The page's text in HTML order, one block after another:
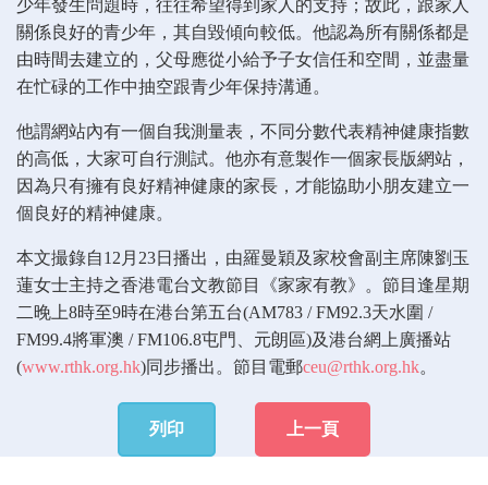
少年發生問題時，往往希望得到家人的支持；故此，跟家人
關係良好的青少年，其自毀傾向較低。他認為所有關係都是
由時間去建立的，父母應從小給予子女信任和空間，並盡量
在忙碌的工作中抽空跟青少年保持溝通。
他謂網站內有一個自我測量表，不同分數代表精神健康指數
的高低，大家可自行測試。他亦有意製作一個家長版網站，
因為只有擁有良好精神健康的家長，才能協助小朋友建立一
個良好的精神健康。
本文撮錄自12月23日播出，由羅曼穎及家校會副主席陳劉玉
蓮女士主持之香港電台文教節目《家家有教》。節目逢星期
二晚上8時至9時在港台第五台(AM783 / FM92.3天水圍 /
FM99.4將軍澳 / FM106.8屯門、元朗區)及港台網上廣播站
(www.rthk.org.hk)同步播出。節目電郵ceu@rthk.org.hk。
列印 上一頁